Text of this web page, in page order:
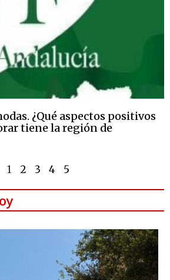
¿Qué aspectos positivos
tiene la región de
1 2 3 4 5